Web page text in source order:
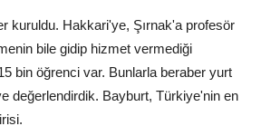
kuruldu. Hakkari'ye, Şırnak'a profesör
bile gidip hizmet vermediği
bin öğrenci var. Bunlarla beraber yurt
değerlendirdik. Bayburt, Türkiye'nin en